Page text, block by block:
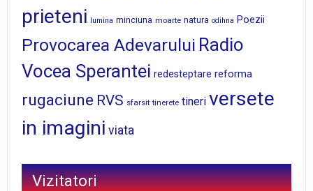
prieteni
lumina minciuna moarte natura odihna Poezii
Provocarea Adevarului Radio
Vocea Sperantei redesteptare reforma
rugaciune RVS sfarsit tinerete tineri versete
in imagini viata
Vizitatori